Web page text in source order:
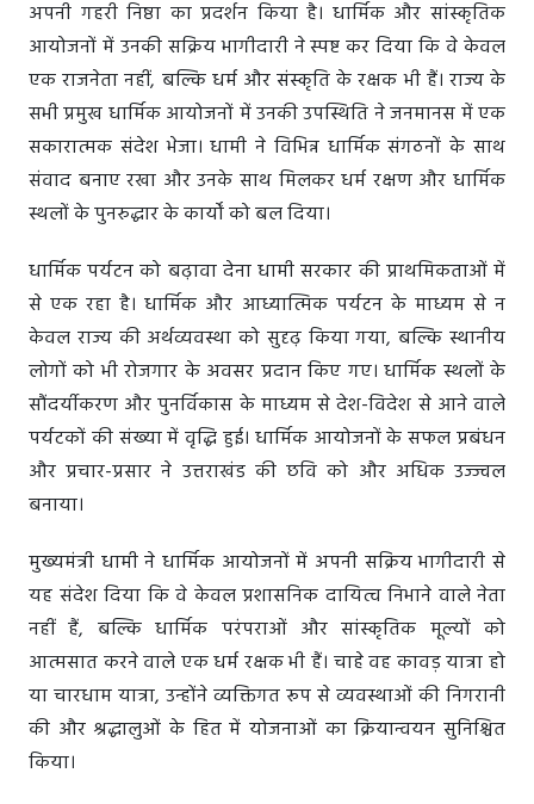
अपनी गहरी निष्ठा का प्रदर्शन किया है। धार्मिक और सांस्कृतिक
आयोजनों में उनकी सक्रिय भागीदारी ने स्पष्ट कर दिया कि वे केवल
एक राजनेता नहीं, बल्कि धर्म और संस्कृति के रक्षक भी हैं। राज्य के
सभी प्रमुख धार्मिक आयोजनों में उनकी उपस्थिति ने जनमानस में एक
सकारात्मक संदेश भेजा। धामी ने विभिन्न धार्मिक संगठनों के साथ
संवाद बनाए रखा और उनके साथ मिलकर धर्म रक्षण और धार्मिक
स्थलों के पुनरुद्धार के कार्यों को बल दिया।
धार्मिक पर्यटन को बढ़ावा देना धामी सरकार की प्राथमिकताओं में
से एक रहा है। धार्मिक और आध्यात्मिक पर्यटन के माध्यम से न
केवल राज्य की अर्थव्यवस्था को सुदृढ़ किया गया, बल्कि स्थानीय
लोगों को भी रोजगार के अवसर प्रदान किए गए। धार्मिक स्थलों के
सौंदर्यीकरण और पुनर्विकास के माध्यम से देश-विदेश से आने वाले
पर्यटकों की संख्या में वृद्धि हुई। धार्मिक आयोजनों के सफल प्रबंधन
और प्रचार-प्रसार ने उत्तराखंड की छवि को और अधिक उज्ज्वल
बनाया।
मुख्यमंत्री धामी ने धार्मिक आयोजनों में अपनी सक्रिय भागीदारी से
यह संदेश दिया कि वे केवल प्रशासनिक दायित्व निभाने वाले नेता
नहीं हैं, बल्कि धार्मिक परंपराओं और सांस्कृतिक मूल्यों को
आत्मसात करने वाले एक धर्म रक्षक भी हैं। चाहे वह कावड़ यात्रा हो
या चारधाम यात्रा, उन्होंने व्यक्तिगत रूप से व्यवस्थाओं की निगरानी
की और श्रद्धालुओं के हित में योजनाओं का क्रियान्वयन सुनिश्चित
किया।